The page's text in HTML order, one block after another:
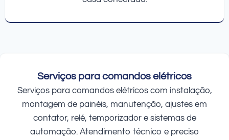
Serviços para comandos elétricos
Serviços para comandos elétricos com instalação,
montagem de painéis, manutenção, ajustes em
contator, relé, temporizador e sistemas de
automação. Atendimento técnico e preciso